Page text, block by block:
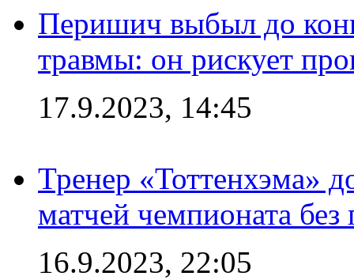
Перишич выбыл до
травмы: он рискует
17.9.2023, 14:45
Тренер «Тоттенхэма»
матчей чемпионата
16.9.2023, 22:05